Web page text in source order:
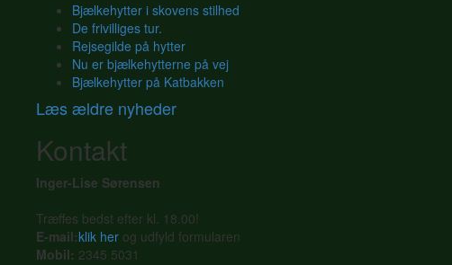
Bjælkehytter i skovens stilhed
De frivilliges tur.
Rejsegilde på hytter
Nu er bjælkehytterne på vej
Bjælkehytter på Katbakken
Læs ældre nyheder
Kontakt
Inger-Lise Sørensen
Træffes bedst efter kl. 18.00!
E-mail:klik her og udfyld formularen
Mobil: 2345 5031